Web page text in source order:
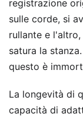
registrazione
sulle corde, si
rullante e
satura la
questo è
La longevità di
capacità di